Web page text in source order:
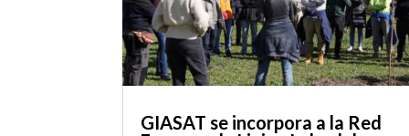
GIASAT se incorpora a la Red